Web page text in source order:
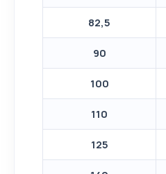
82,5
90
100
110
125